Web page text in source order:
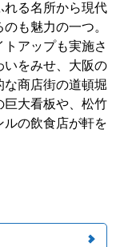
れる名所から現代
も魅力の一つ。
アップも実施さ
いをみせ、大阪の
商店街の道頓堀
巨大看板や、松竹
ルの飲食店が軒を